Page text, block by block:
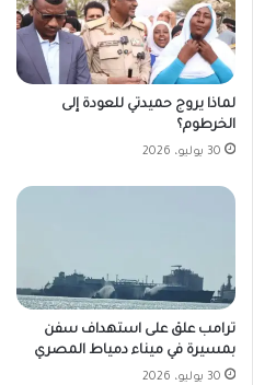
لماذا يروج حميدتي للعودة إلى
الخرطوم؟
30 يوليو، 2026
ترامب علق على استهداف سفن
بمسيرة في ميناء دمياط المصري
30 يوليو، 2026